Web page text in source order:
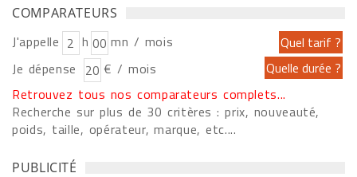
COMPARATEURS
J'appelle h
mn / mois
Je dépense
€ / mois
Retrouvez tous nos comparateurs complets...
Recherche sur plus de 30 critères : prix, nouveauté,
poids, taille, opérateur, marque, etc....
PUBLICITÉ